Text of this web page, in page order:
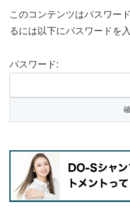
このコンテンツはパスワー
るには以下にパスワードを
パスワード: